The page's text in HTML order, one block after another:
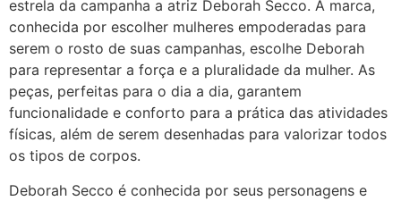
estrela da campanha a atriz Deborah Secco. A marca,
conhecida por escolher mulheres empoderadas para
serem o rosto de suas campanhas, escolhe Deborah
para representar a força e a pluralidade da mulher. As
peças, perfeitas para o dia a dia, garantem
funcionalidade e conforto para a prática das atividades
físicas, além de serem desenhadas para valorizar todos
os tipos de corpos.
Deborah Secco é conhecida por seus personagens e